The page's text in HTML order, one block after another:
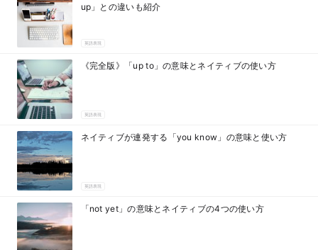
up」との違いも紹介
英語表現
《完全版》「up to」の意味とネイティブの使い方
英語表現
ネイティブが連発する「you know」の意味と使い方
英語表現
「not yet」の意味とネイティブの4つの使い方